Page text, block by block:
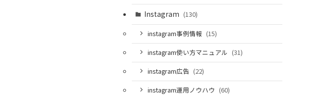
Instagram (130)
instagram事例情報 (15)
instagram使い方マニュアル (31)
instagram広告 (22)
instagram運用ノウハウ (60)